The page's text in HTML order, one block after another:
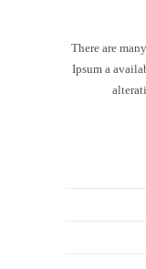
There are
Ipsum a